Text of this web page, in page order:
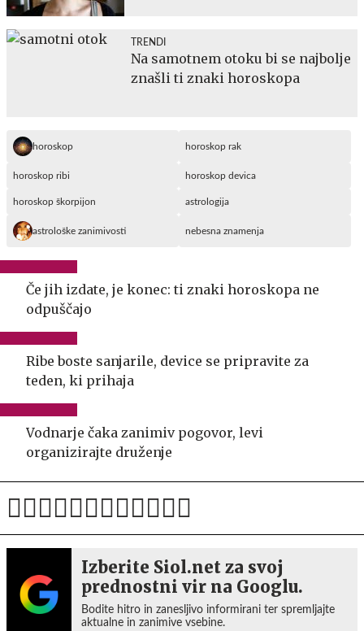
TRENDI
Na samotnem otoku bi se najbolje
znašli ti znaki horoskopa
horoskop horoskop rak
horoskop ribi horoskop devica
horoskop škorpijon astrologija
astrološke zanimivosti nebesna znamenja
Če jih izdate, je konec: ti znaki horoskopa ne
odpuščajo
Ribe boste sanjarile, device se pripravite za
teden, ki prihaja
Vodnarje čaka zanimiv pogovor, levi
organizirajte druženje
Izberite Siol.net za svoj
prednostni vir na Googlu.
Bodite hitro in zanesljivo informirani ter spremljajte
aktualne in zanimive vsebine.